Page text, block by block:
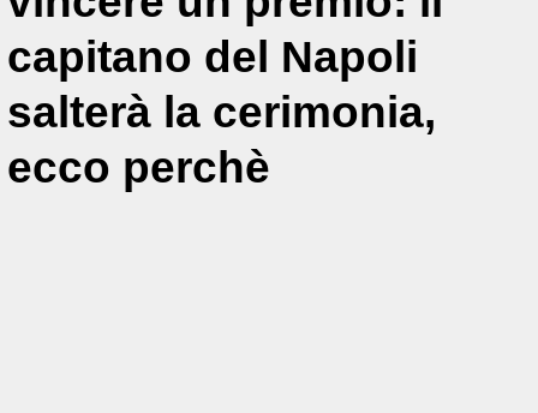
capitano del Napoli
salterà la cerimonia,
ecco perchè